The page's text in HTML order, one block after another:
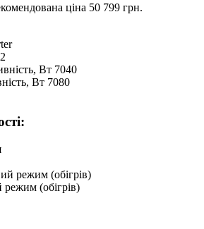
ціна 50 799 грн.
Bт 7040
Bт 7080
(обігрів)